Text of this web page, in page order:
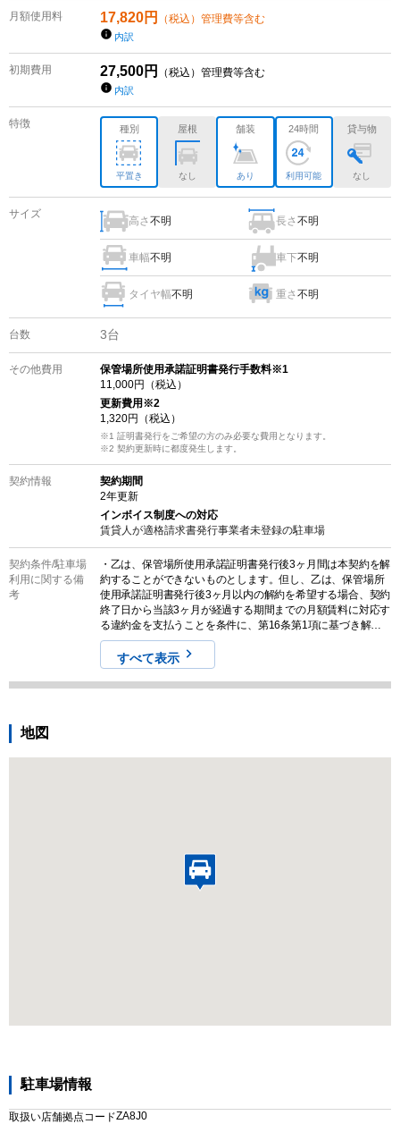
月額使用料 17,820円 （税込）管理費等含む
内訳
初期費用 27,500円 （税込）管理費等含む
内訳
特徴 種別
平置き
屋根
なし
舗装
あり
24時間
利用可能
貸与物
なし
サイズ
高さ不明 長さ不明
車幅不明 車下不明
タイヤ幅不明 重さ不明
台数 3台
その他費用
保管場所使用承諾証明書発行手数料※1
11,000円（税込）
更新費用 ※2
1,320円（税込）
※1 証明書発行をご希望の方のみ必要な費用となります。
※2 契約更新時に都度発生します。
契約情報
契約期間
2年更新
インボイス制度への対応
賃貸人が適格請求書発行事業者未登録の駐車場
契約条件/駐車場
利用に関する備
考
・乙は、保管場所使用承諾証明書発行後3ヶ月間は本契約を解
約することができないものとします。但し、乙は、保管場所
使用承諾証明書発行後3ヶ月以内の解約を希望する場合、契約
終了日から当該3ヶ月が経過する期間までの月額賃料に対応す
る違約金を支払うことを条件に、第16条第1項に基づき解約
できるものとします。 ・本駐車場をお申し込みする際は、お
申し込み前に必ずご利用の車両サイズおよび収容スペースを
現地でご確認ください。また、募集情報と実際の現地の状況
が異なる場合がございます。その場合は、現況を優先させて
すべて表示
地図
駐車場情報
取扱い店舗拠点コードZA8J0